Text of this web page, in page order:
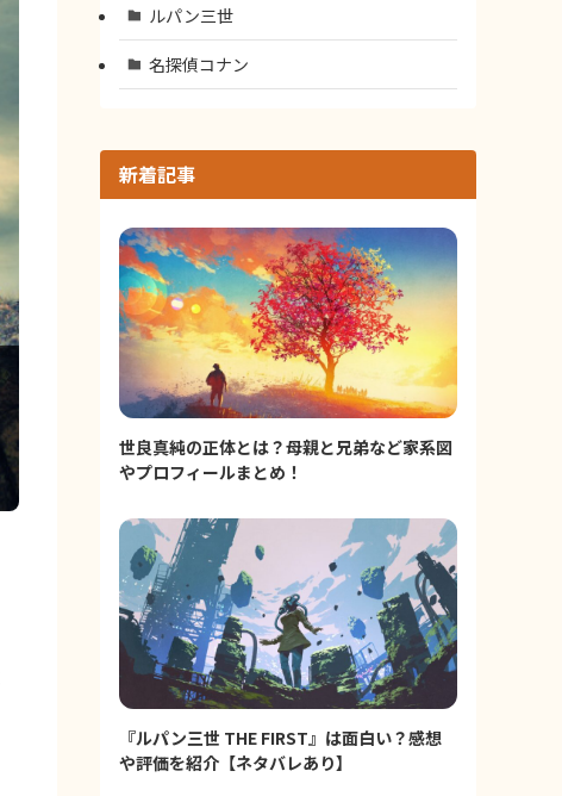
ルパン三世
名探偵コナン
新着記事
世良真純の正体とは？母親と兄弟など家系図
やプロフィールまとめ！
『ルパン三世 THE FIRST』は面白い？感想
や評価を紹介【ネタバレあり】